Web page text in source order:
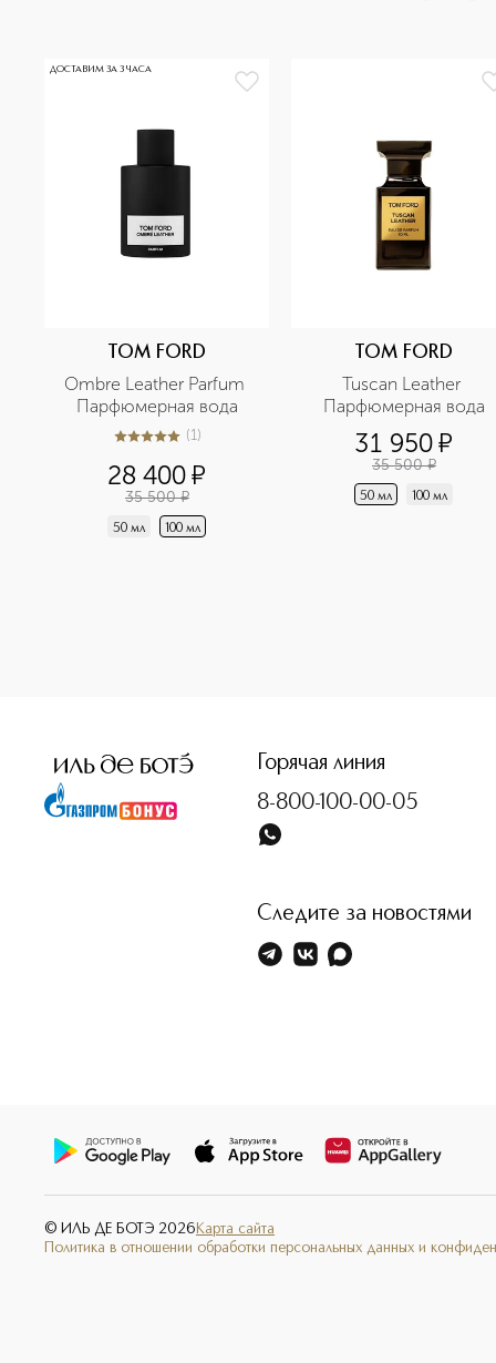
ДОСТАВИМ ЗА 3 ЧАСА
TOM FORD
Ombre Leather Parfum
Парфюмерная вода
5из 51 (1)
28 400¤
35 500 ¤
50 мл 100 мл
TOM FORD
Tuscan Leather
Парфюмерная вода
31 950¤
35 500 ¤
50 мл 100 мл
Горячая линия
8-800-100-00-05
Следите за новостями
© ИЛЬ ДЕ БОТЭ 2026 Карта сайта
Политика в отношении обработки персональных данных и